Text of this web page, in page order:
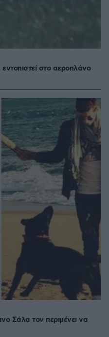
στο αεροπλάνο
Σάλα τον περιμένει να